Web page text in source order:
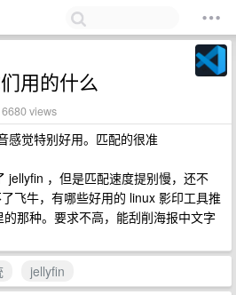
用的什么
6680 views
感觉特别好用。匹配的很准
jellyfin ，但是匹配速度提别慢，还不
飞牛，有哪些好用的 linux 影印工具推
那种。要求不高，能刮削海报中文字
jellyfin